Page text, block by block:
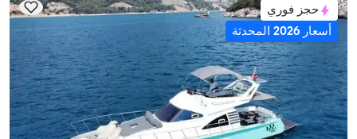
حجز فوري
أسعار 2026 المحدثة